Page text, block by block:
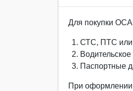
Для покупки
СТС, ПТС
Паспортные
При оформлении